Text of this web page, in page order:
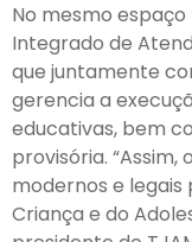
No mesmo
Integrado de
que juntamente
gerencia a
educativas, bem
provisória.
modernos e
Criança e do